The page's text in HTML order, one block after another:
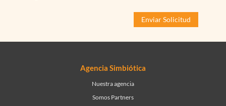
Agencia Simbiótica
Nuestra agencia
Somos Partners